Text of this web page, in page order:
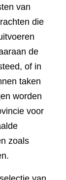
van
die
de
of in
taken
worden
voor
zoals